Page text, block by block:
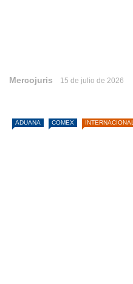
Mercojuris 15 de julio de 2026
ADUANA COMEX INTERNACIONAL